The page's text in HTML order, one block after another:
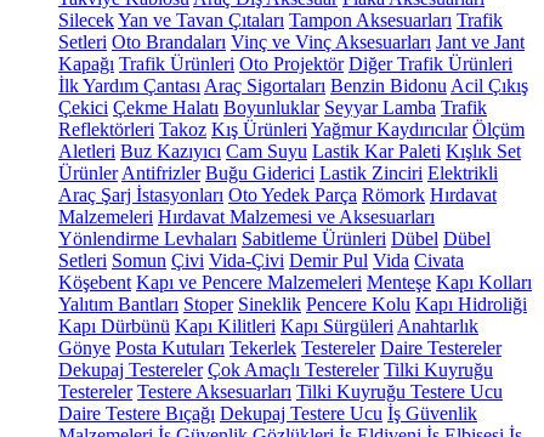
SilecekYan ve Tavan Çıtaları Tampon Aksesuarları Trafik
Setleri Oto Brandaları Vinç ve Vinç Aksesuarları Jant ve Jant
Kapağı Trafik Ürünleri Oto Projektör Diğer Trafik Ürünleri
İlk Yardım Çantası Araç Sigortaları Benzin Bidonu Acil Çıkış
Çekici Çekme Halatı Boyunluklar Seyyar Lamba Trafik
Reflektörleri Takoz Kış Ürünleri Yağmur Kaydırıcılar Ölçüm
Aletleri Buz Kazıyıcı Cam Suyu Lastik Kar Paleti Kışlık Set
Ürünler Antifrizler Buğu Giderici Lastik Zinciri Elektrikli
Araç Şarj İstasyonları Oto Yedek Parça Römork Hırdavat
Malzemeleri Hırdavat Malzemesi ve Aksesuarları
Yönlendirme Levhaları Sabitleme Ürünleri Dübel Dübel
Setleri Somun Çivi Vida-Çivi Demir Pul Vida Civata
Köşebent Kapı ve Pencere Malzemeleri Menteşe Kapı Kolları
Yalıtım Bantları Stoper Sineklik Pencere Kolu Kapı Hidroliği
Kapı Dürbünü Kapı Kilitleri Kapı Sürgüleri Anahtarlık
Gönye Posta Kutuları Tekerlek Testereler Daire Testereler
Dekupaj Testereler Çok Amaçlı Testereler Tilki Kuyruğu
Testereler Testere Aksesuarları Tilki Kuyruğu Testere Ucu
Daire Testere Bıçağı Dekupaj Testere Ucu İş Güvenlik